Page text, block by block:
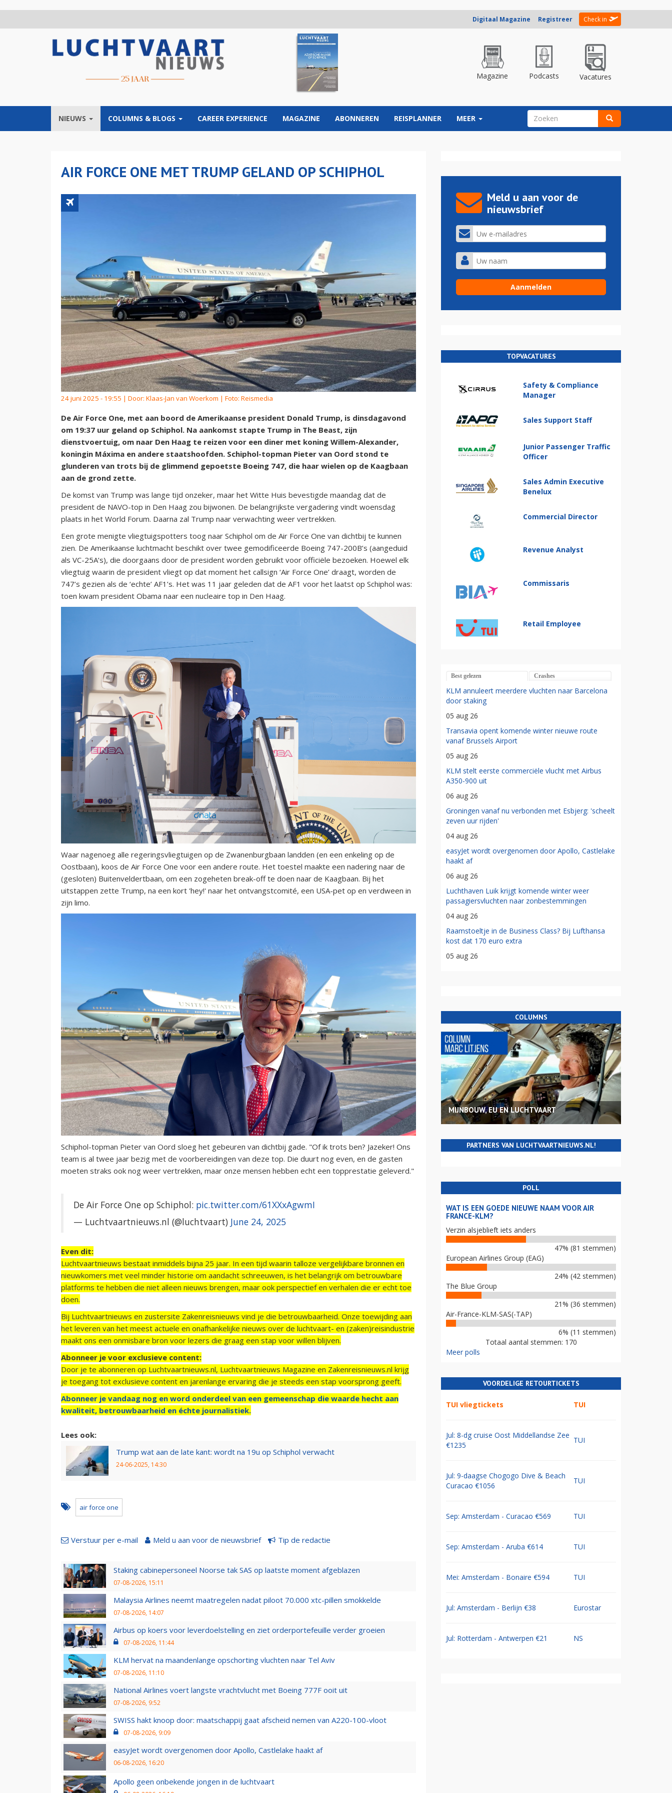
Digitaal Magazine Registreer Check in
Magazine Podcasts Vacatures
NIEUWS COLUMNS & BLOGS CAREER EXPERIENCE MAGAZINE ABONNEREN REISPLANNER MEER ZOEKVELD
AIR FORCE ONE MET TRUMP GELAND OP SCHIPHOL
24 juni 2025 - 19:55 | Door: Klaas-Jan van Woerkom | Foto: Reismedia
De Air Force One, met aan boord de Amerikaanse president Donald Trump, is dinsdagavond
om 19:37 uur geland op Schiphol. Na aankomst stapte Trump in The Beast, zijn
dienstvoertuig, om naar Den Haag te reizen voor een diner met koning Willem-Alexander,
koningin Máxima en andere staatshoofden. Schiphol-topman Pieter van Oord stond te
glunderen van trots bij de glimmend gepoetste Boeing 747, die haar wielen op de Kaagbaan
aan de grond zette.
De komst van Trump was lange tijd onzeker, maar het Witte Huis bevestigde maandag dat de
president de NAVO-top in Den Haag zou bijwonen. De belangrijkste vergadering vindt woensdag
plaats in het World Forum. Daarna zal Trump naar verwachting weer vertrekken.
Een grote menigte vliegtuigspotters toog naar Schiphol om de Air Force One van dichtbij te kunnen
zien. De Amerikaanse luchtmacht beschikt over twee gemodificeerde Boeing 747-200B’s (aangeduid
als VC-25A’s), die doorgaans door de president worden gebruikt voor officiële bezoeken. Hoewel elk
vliegtuig waarin de president vliegt op dat moment het callsign ‘Air Force One’ draagt, worden de
747’s gezien als de ‘echte’ AF1’s. Het was 11 jaar geleden dat de AF1 voor het laatst op Schiphol was:
toen kwam president Obama naar een nucleaire top in Den Haag.
Waar nagenoeg alle regeringsvliegtuigen op de Zwanenburgbaan landden (en een enkeling op de
Oostbaan), koos de Air Force One voor een andere route. Het toestel maakte een nadering naar de
(gesloten) Buitenveldertbaan, om een zogeheten break-off te doen naar de Kaagbaan. Bij het
uitstappen zette Trump, na een kort 'hey!' naar het ontvangstcomité, een USA-pet op en verdween in
zijn limo.
Schiphol-topman Pieter van Oord sloeg het gebeuren van dichtbij gade. "Of ik trots ben? Jazeker! Ons
team is al twee jaar bezig met de voorbereidingen van deze top. Die duurt nog even, en de gasten
moeten straks ook nog weer vertrekken, maar onze mensen hebben echt een topprestatie geleverd."
De Air Force One op Schiphol: pic.twitter.com/61XXxAgwmI
— Luchtvaartnieuws.nl (@luchtvaart) June 24, 2025
Even dit:
Luchtvaartnieuws bestaat inmiddels bijna 25 jaar. In een tijd waarin talloze vergelijkbare bronnen en
nieuwkomers met veel minder historie om aandacht schreeuwen, is het belangrijk om betrouwbare
platforms te hebben die niet alleen nieuws brengen, maar ook perspectief en verhalen die er echt toe
doen.
Bij Luchtvaartnieuws en zustersite Zakenreisnieuws vind je die betrouwbaarheid. Onze toewijding aan
het leveren van het meest actuele en onafhankelijke nieuws over de luchtvaart- en (zaken)reisindustrie
maakt ons een onmisbare bron voor lezers die graag een stap voor willen blijven.
Abonneer je voor exclusieve content:
Door je te abonneren op Luchtvaartnieuws.nl, Luchtvaartnieuws Magazine en Zakenreisnieuws.nl krijg
je toegang tot exclusieve content en jarenlange ervaring die je steeds een stap voorsprong geeft.
Abonneer je vandaag nog en word onderdeel van een gemeenschap die waarde hecht aan
kwaliteit, betrouwbaarheid en échte journalistiek.
Lees ook:
Trump wat aan de late kant: wordt na 19u op Schiphol verwacht
24-06-2025, 14:30
air force one
Verstuur per e-mail Meld u aan voor de nieuwsbrief Tip de redactie
Staking cabinepersoneel Noorse tak SAS op laatste moment afgeblazen
07-08-2026, 15:11
Malaysia Airlines neemt maatregelen nadat piloot 70.000 xtc-pillen smokkelde
07-08-2026, 14:07
Airbus op koers voor leverdoelstelling en ziet orderportefeuille verder groeien
07-08-2026, 11:44
KLM hervat na maandenlange opschorting vluchten naar Tel Aviv
07-08-2026, 11:10
National Airlines voert langste vrachtvlucht met Boeing 777F ooit uit
07-08-2026, 9:52
SWISS hakt knoop door: maatschappij gaat afscheid nemen van A220-100-vloot
07-08-2026, 9:09
easyJet wordt overgenomen door Apollo, Castlelake haakt af
06-08-2026, 16:20
Apollo geen onbekende jongen in de luchtvaart
Meld u aan voor de
nieuwsbrief
TOPVACATURES
Safety & Compliance
Manager
Sales Support Staff
Junior Passenger Traffic
Officer
Sales Admin Executive
Benelux
Commercial Director
Revenue Analyst
Commissaris
Retail Employee
Best gelezen Crashes
KLM annuleert meerdere vluchten naar Barcelona
door staking
05 aug 26
Transavia opent komende winter nieuwe route
vanaf Brussels Airport
05 aug 26
KLM stelt eerste commerciële vlucht met Airbus
A350-900 uit
06 aug 26
Groningen vanaf nu verbonden met Esbjerg: 'scheelt
zeven uur rijden'
04 aug 26
easyJet wordt overgenomen door Apollo, Castlelake
haakt af
06 aug 26
Luchthaven Luik krijgt komende winter weer
passagiersvluchten naar zonbestemmingen
04 aug 26
Raamstoeltje in de Business Class? Bij Lufthansa
kost dat 170 euro extra
05 aug 26
COLUMNS
MIJNBOUW, EU EN LUCHTVAART
PARTNERS VAN LUCHTVAARTNIEUWS.NL!
POLL
WAT IS EEN GOEDE NIEUWE NAAM VOOR AIR
FRANCE-KLM?
Verzin alsjeblieft iets anders
47% (81 stemmen)
European Airlines Group (EAG)
24% (42 stemmen)
The Blue Group
21% (36 stemmen)
Air-France-KLM-SAS(-TAP)
6% (11 stemmen)
Totaal aantal stemmen: 170
Meer polls
VOORDELIGE RETOURTICKETS
TUI vliegtickets TUI
Jul: 8-dg cruise Oost Middellandse Zee
€1235
TUI
Jul: 9-daagse Chogogo Dive & Beach
Curacao €1056
TUI
Sep: Amsterdam - Curacao €569 TUI
Sep: Amsterdam - Aruba €614 TUI
Mei: Amsterdam - Bonaire €594 TUI
Jul: Amsterdam - Berlijn €38 Eurostar
Jul: Rotterdam - Antwerpen €21 NS